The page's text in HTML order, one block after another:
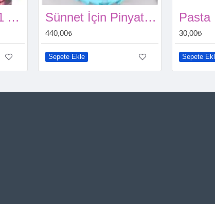
Meşale Kırmızı 1 Adet Sünnet İçin Pinyata (45 cm ve Sopası Hediye)
440,00₺
Sepete Ekle
30,00₺
Sepete